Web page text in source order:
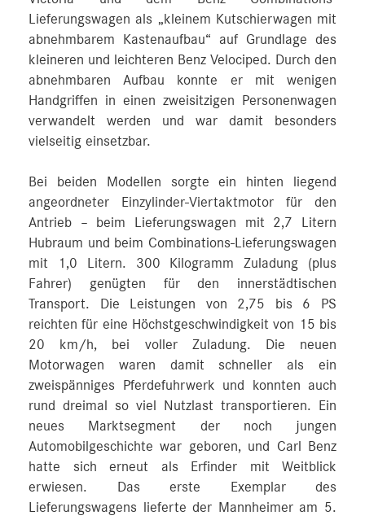
Lieferungswagen als „kleinem Kutschierwagen mit
abnehmbarem Kastenaufbau“ auf Grundlage des
kleineren und leichteren Benz Velociped. Durch den
abnehmbaren Aufbau konnte er mit wenigen
Handgriffen in einen zweisitzigen Personenwagen
verwandelt werden und war damit besonders
vielseitig einsetzbar.
Bei beiden Modellen sorgte ein hinten liegend
angeordneter Einzylinder-Viertaktmotor für den
Antrieb – beim Lieferungswagen mit 2,7 Litern
Hubraum und beim Combinations-Lieferungswagen
mit 1,0 Litern. 300 Kilogramm Zuladung (plus
Fahrer) genügten für den innerstädtischen
Transport. Die Leistungen von 2,75 bis 6 PS
reichten für eine Höchstgeschwindigkeit von 15 bis
20 km/h, bei voller Zuladung. Die neuen
Motorwagen waren damit schneller als ein
zweispänniges Pferdefuhrwerk und konnten auch
rund dreimal so viel Nutzlast transportieren. Ein
neues Marktsegment der noch jungen
Automobilgeschichte war geboren, und Carl Benz
hatte sich erneut als Erfinder mit Weitblick
erwiesen. Das erste Exemplar des
Lieferungswagens lieferte der Mannheimer am 5.